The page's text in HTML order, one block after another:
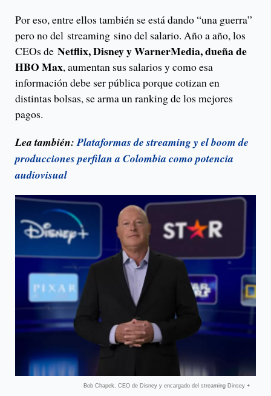
Por eso, entre ellos también se está dando “una guerra”
pero no del streaming sino del salario. Año a año, los
CEOs de Netflix, Disney y WarnerMedia, dueña de
HBO Max, aumentan sus salarios y como esa
información debe ser pública porque cotizan en
distintas bolsas, se arma un ranking de los mejores
pagos.
Lea también:Plataformas de streaming y el boom de
producciones perfilan a Colombia como potencia
audiovisual
Bob Chapek, CEO de Disney y encargado del streaming Dinsey +